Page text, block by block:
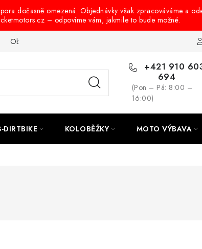
dočasně omezená. Objednávky však zpracováváme a
– odpovíme vám, jakmile to bude možné.
Obchodní podmínky Podmínky ochrany osobních údajů
+421 910
694
(Pon – Pá: 8:00 –
16:00)
DIRTBIKE KOLOBĚŽKY MOTO VÝBAVA